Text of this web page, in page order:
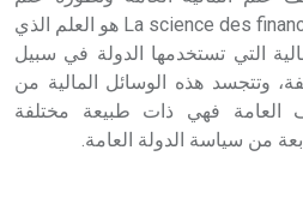
المالية العامة La science des finances publiques هو العلم الذي
التي تستخدمها الدولة في سبيل
وتتجسد هذه الوسائل المالية من
العامة فهي ذات طبيعة مختلفة
من سياسة الدولة العامة.